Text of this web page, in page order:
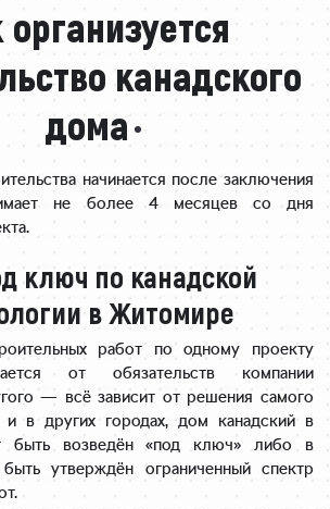
канадского
дома
начинается после заключения
не более 4 месяцев со дня
ключ по канадской
в Житомире
работ по одному проекту
от обязательств компании
— всё зависит от решения самого
и в других городах, дом канадский в
быть возведён «под ключ» либо в
утверждён ограниченный спектр